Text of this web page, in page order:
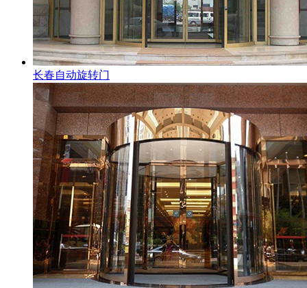
长春自动旋转门